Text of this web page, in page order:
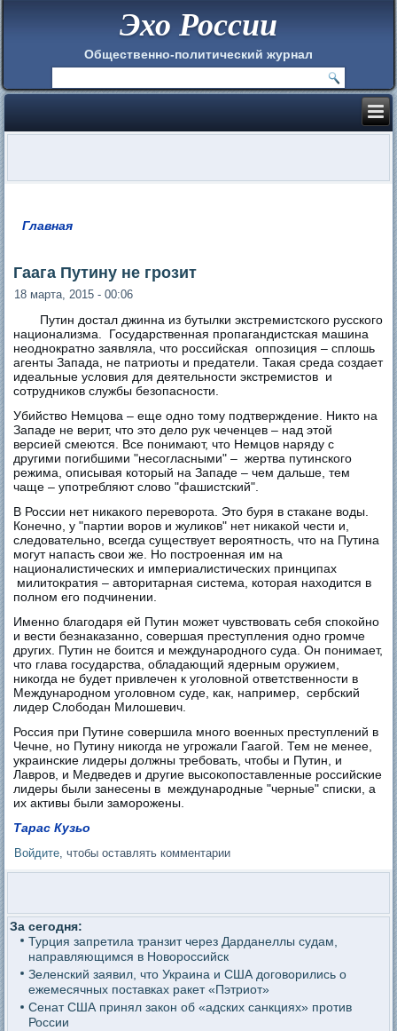
Эхо России
Общественно-политический журнал
Главная
Гаага Путину не грозит
18 марта, 2015 - 00:06
Путин достал джинна из бутылки экстремистского русского
национализма. Государственная пропагандистская машина
неоднократно заявляла, что российская оппозиция – сплошь
агенты Запада, не патриоты и предатели. Такая среда создает
идеальные условия для деятельности экстремистов и
сотрудников службы безопасности.
Убийство Немцова – еще одно тому подтверждение. Никто на
Западе не верит, что это дело рук чеченцев – над этой
версией смеются. Все понимают, что Немцов наряду с
другими погибшими "несогласными" – жертва путинского
режима, описывая который на Западе – чем дальше, тем
чаще – употребляют слово "фашистский".
В России нет никакого переворота. Это буря в стакане воды.
Конечно, у "партии воров и жуликов" нет никакой чести и,
следовательно, всегда существует вероятность, что на Путина
могут напасть свои же. Но построенная им на
националистических и империалистических принципах
милитократия – авторитарная система, которая находится в
полном его подчинении.
Именно благодаря ей Путин может чувствовать себя спокойно
и вести безнаказанно, совершая преступления одно громче
других. Путин не боится и международного суда. Он понимает,
что глава государства, обладающий ядерным оружием,
никогда не будет привлечен к уголовной ответственности в
Международном уголовном суде, как, например, сербский
лидер Слободан Милошевич.
Россия при Путине совершила много военных преступлений в
Чечне, но Путину никогда не угрожали Гаагой. Тем не менее,
украинские лидеры должны требовать, чтобы и Путин, и
Лавров, и Медведев и другие высокопоставленные российские
лидеры были занесены в международные "черные" списки, а
их активы были заморожены.
Тарас Кузьо
Войдите , чтобы оставлять комментарии
За сегодня:
Турция запретила транзит через Дарданеллы судам,
направляющимся в Новороссийск
Зеленский заявил, что Украина и США договорились о
ежемесячных поставках ракет «Пэтриот»
Сенат США принял закон об «адских санкциях» против
России